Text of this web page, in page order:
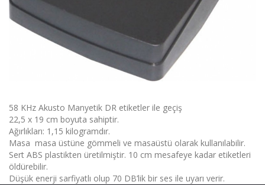
58 KHz Akusto Manyetik DR etiketler ile geçiş
22,5 x 19 cm boyuta sahiptir.
Ağırlıkları: 1,15 kilogramdır.
Masa masa üstüne gömmeli ve masaüstü olarak kullanılabilir.
Sert ABS plastikten üretilmiştir. 10 cm mesafeye kadar etiketleri
öldürebilir.
Düşük enerji sarfiyatlı olup 70 DB’lik bir ses ile uyarı verir.